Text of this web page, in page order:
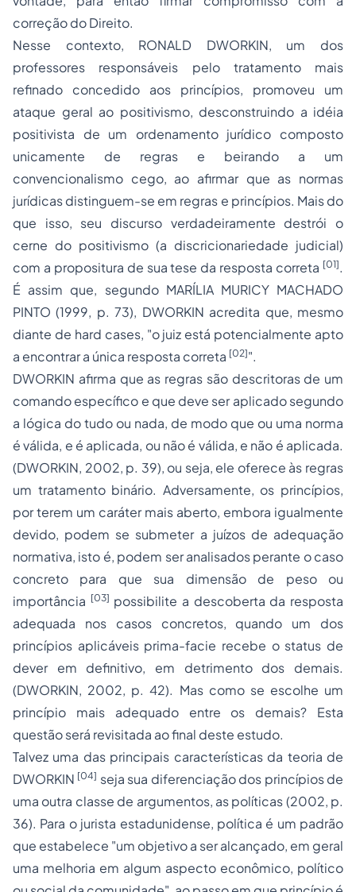
correção do Direito.
Nesse contexto, RONALD DWORKIN, um dos
professores responsáveis pelo tratamento mais
refinado concedido aos princípios, promoveu um
ataque geral ao positivismo, desconstruindo a idéia
positivista de um ordenamento jurídico composto
unicamente de regras e beirando a um
convencionalismo cego, ao afirmar que as normas
jurídicas distinguem-se em regras e princípios. Mais do
que isso, seu discurso verdadeiramente destrói o
cerne do positivismo (a discricionariedade judicial)
com a propositura de sua tese da resposta correta [01].
É assim que, segundo MARÍLIA MURICY MACHADO
PINTO (1999, p. 73), DWORKIN acredita que, mesmo
diante de hard cases, "o juiz está potencialmente apto
a encontrar a única resposta correta [02]".
DWORKIN afirma que as regras são descritoras de um
comando específico e que deve ser aplicado segundo
a lógica dotudo ou nada, de modo que ou uma norma
é válida, e é aplicada, ou não é válida, e não é aplicada.
(DWORKIN, 2002, p. 39), ou seja, ele oferece às regras
um tratamento binário. Adversamente, os princípios,
por terem um caráter mais aberto, embora igualmente
devido, podem se submeter a juízos de adequação
normativa, isto é, podem ser analisados perante o caso
concreto para que sua dimensão de peso ou
importância [03] possibilite a descoberta da resposta
adequada nos casos concretos, quando um dos
princípios aplicáveis prima-facie recebe o status de
dever em definitivo, em detrimento dos demais.
(DWORKIN, 2002, p. 42). Mas como se escolhe um
princípio mais adequadoentre os demais? Esta
questão será revisitada ao final deste estudo.
Talvez uma das principais características da teoria de
DWORKIN [04] seja sua diferenciação dos princípiosde
uma outra classe de argumentos, aspolíticas(2002, p.
36). Para o jurista estadunidense, política é um padrão
que estabelece "um objetivo a ser alcançado, em geral
uma melhoria em algum aspecto econômico, político